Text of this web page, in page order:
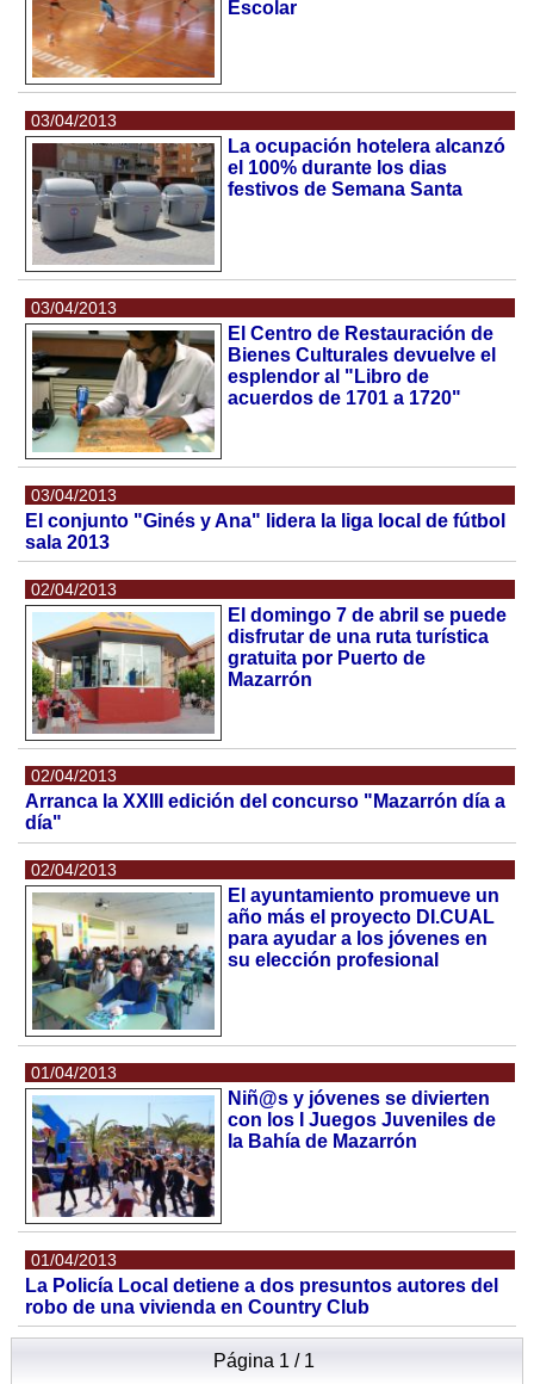
Escolar
03/04/2013
La ocupación hotelera alcanzó
el 100% durante los dias
festivos de Semana Santa
03/04/2013
El Centro de Restauración de
Bienes Culturales devuelve el
esplendor al "Libro de
acuerdos de 1701 a 1720"
03/04/2013
El conjunto "Ginés y Ana" lidera la liga local de fútbol
sala 2013
02/04/2013
El domingo 7 de abril se puede
disfrutar de una ruta turística
gratuita por Puerto de
Mazarrón
02/04/2013
Arranca la XXIII edición del concurso "Mazarrón día a
día"
02/04/2013
El ayuntamiento promueve un
año más el proyecto DI.CUAL
para ayudar a los jóvenes en
su elección profesional
01/04/2013
Niñ@s y jóvenes se divierten
con los I Juegos Juveniles de
la Bahía de Mazarrón
01/04/2013
La Policía Local detiene a dos presuntos autores del
robo de una vivienda en Country Club
Página 1 / 1